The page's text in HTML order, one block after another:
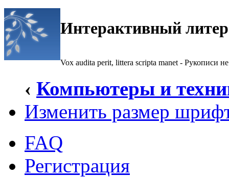
Интерактивный
Vox audita perit, littera scripta manet - Рукописи не
‹ Компьютеры и
Изменить размер
FAQ
Регистрация